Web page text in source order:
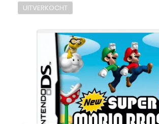
UITVERKOCHT